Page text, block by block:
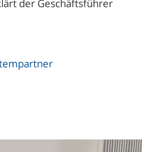
der Geschäftsführer